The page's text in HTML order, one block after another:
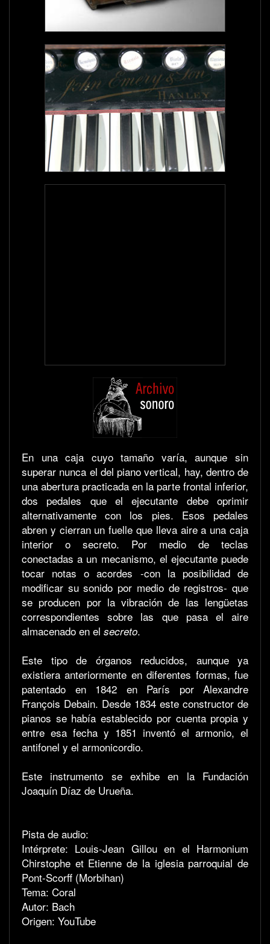
En una caja cuyo tamaño varía, aunque sin
superar nunca el del piano vertical, hay, dentro de
una abertura practicada en la parte frontal inferior,
dos pedales que el ejecutante debe oprimir
alternativamente con los pies. Esos pedales
abren y cierran un fuelle que lleva aire a una caja
interior o secreto. Por medio de teclas
conectadas a un mecanismo, el ejecutante puede
tocar notas o acordes -con la posibilidad de
modificar su sonido por medio de registros- que
se producen por la vibración de las lengüetas
correspondientes sobre las que pasa el aire
almacenado en el secreto.
Este tipo de órganos reducidos, aunque ya
existiera anteriormente en diferentes formas, fue
patentado en 1842 en París por Alexandre
François Debain. Desde 1834 este constructor de
pianos se había establecido por cuenta propia y
entre esa fecha y 1851 inventó el armonio, el
antifonel y el armonicordio.
Este instrumento se exhibe en la Fundación
Joaquín Díaz de Urueña.
Pista de audio:
Intérprete: Louis-Jean Gillou en el Harmonium
Chirstophe et Etienne de la iglesia parroquial de
Pont-Scorff (Morbihan)
Tema: Coral
Autor: Bach
Origen: YouTube